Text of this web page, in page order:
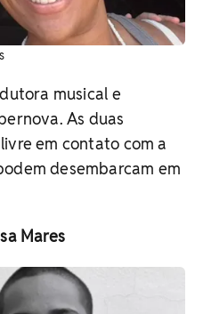
musical e
As duas
em contato com a
desembarcam em
Mares